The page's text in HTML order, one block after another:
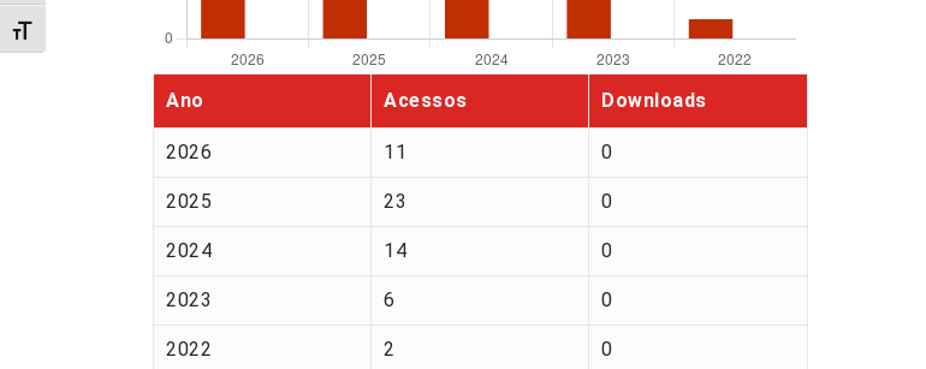
Alternar tamanho da fonte
Ano Acessos Downloads
2026 11 0
2025 23 0
2024 14 0
2023 6 0
2022 2 0